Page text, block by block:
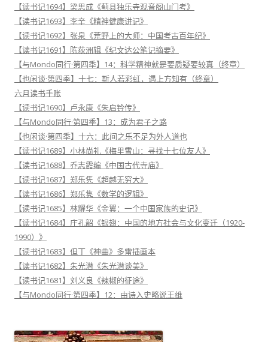
【读书记1694】梁思成《蓟县独乐寺观音阁山门考》
【读书记1693】李辛《精神健康讲记》
【读书记1692】张泉《荒野上的大师：中国考古百年纪》
【读书记1691】陈荻洲辑《纪文达公笔记摘要》
【与Mondo同行·第四季】14：科学精神就是要质疑要较真（终章）
【也闲谈·第四季】十七：斯人若彩虹，遇上方知有（终章）
六月读书手账
【读书记1690】卢永康《朱启钤传》
【与Mondo同行·第四季】13：成为君子之路
【也闲谈·第四季】十六：此间之乐不足为外人道也
【读书记1689】小林尚礼《梅里雪山：寻找十七位友人》
【读书记1688】乔志霞编《中国古代寺庙》
【读书记1687】郑乐隽《超越无穷大》
【读书记1686】郑乐隽《数学的逻辑》
【读书记1685】林耀华《金翼：一个中国家族的史记》
【读书记1684】庄孔韶《银翅：中国的地方社会与文化变迁（1920-
1990）》
【读书记1683】但丁《神曲》多雷插画本
【读书记1682】朱光潜《朱光潜谈美》
【读书记1681】刘义良《辣椒的征途》
【与Mondo同行·第四季】12：由诗入史略说王维